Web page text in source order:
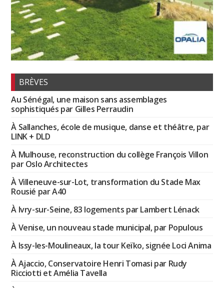
BRÈVES
Au Sénégal, une maison sans assemblages
sophistiqués par Gilles Perraudin
À Sallanches, école de musique, danse et théâtre, par
LINK + DLD
À Mulhouse, reconstruction du collège François Villon
par Oslo Architectes
À Villeneuve-sur-Lot, transformation du Stade Max
Rousié par A40
À Ivry-sur-Seine, 83 logements par Lambert Lénack
À Venise, un nouveau stade municipal, par Populous
À Issy-les-Moulineaux, la tour Keïko, signée Loci Anima
À Ajaccio, Conservatoire Henri Tomasi par Rudy
Ricciotti et Amélia Tavella